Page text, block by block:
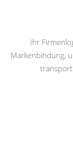
Ihr
Markenbindung,